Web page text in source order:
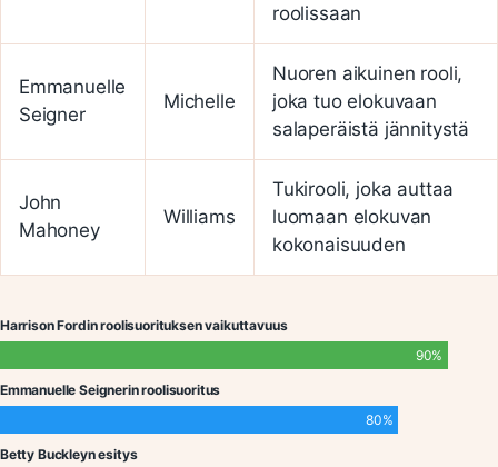
roolissaan
Emmanuelle
Seigner
Michelle
Nuoren aikuinen rooli,
joka tuo elokuvaan
salaperäistä jännitystä
John
Mahoney
Williams
Tukirooli, joka auttaa
luomaan elokuvan
kokonaisuuden
Harrison Fordin roolisuorituksen vaikuttavuus
90%
Emmanuelle Seignerin roolisuoritus
80%
Betty Buckleyn esitys